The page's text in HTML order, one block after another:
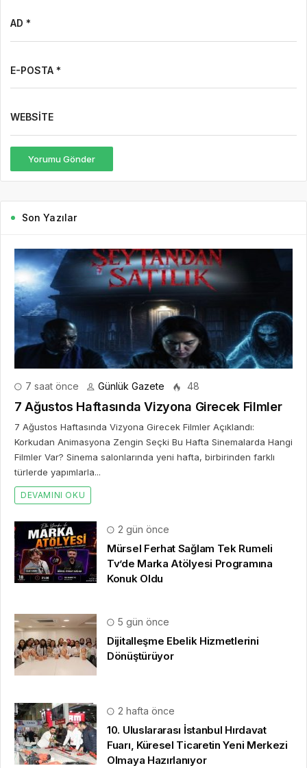
AD *
E-POSTA *
WEBSITE
Yorumu Gönder
Son Yazılar
7 saat önce Günlük Gazete 48
7 Ağustos Haftasında Vizyona Girecek Filmler
7 Ağustos Haftasında Vizyona Girecek Filmler Açıklandı:
Korkudan Animasyona Zengin Seçki Bu Hafta Sinemalarda Hangi
Filmler Var? Sinema salonlarında yeni hafta, birbirinden farklı
türlerde yapımlarla...
DEVAMINI OKU
2 gün önce
Mürsel Ferhat Sağlam Tek Rumeli
Tv’de Marka Atölyesi Programına
Konuk Oldu
5 gün önce
Dijitalleşme Ebelik Hizmetlerini
Dönüştürüyor
2 hafta önce
10. Uluslararası İstanbul Hırdavat
Fuarı, Küresel Ticaretin Yeni Merkezi
Olmaya Hazırlanıyor